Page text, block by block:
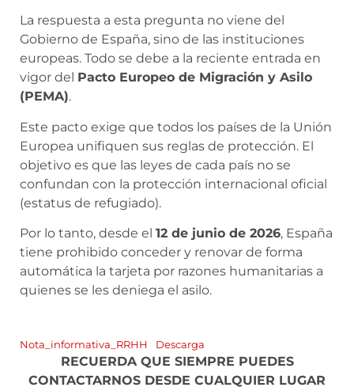
La respuesta a esta pregunta no viene del
Gobierno de España, sino de las instituciones
europeas. Todo se debe a la reciente entrada en
vigor del Pacto Europeo de Migración y Asilo
(PEMA).
Este pacto exige que todos los países de la Unión
Europea unifiquen sus reglas de protección. El
objetivo es que las leyes de cada país no se
confundan con la protección internacional oficial
(estatus de refugiado).
Por lo tanto, desde el 12 de junio de 2026, España
tiene prohibido conceder y renovar de forma
automática la tarjeta por razones humanitarias a
quienes se les deniega el asilo.
Nota_informativa_RRHH Descarga
RECUERDA QUE SIEMPRE PUEDES
CONTACTARNOS DESDE CUALQUIER LUGAR